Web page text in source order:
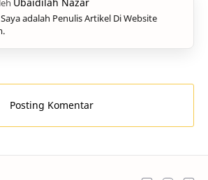
adalah Penulis Artikel Di Website
Posting Komentar